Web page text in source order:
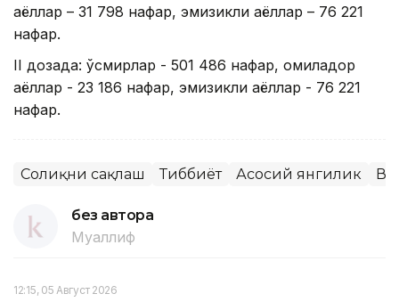
аёллар – 31 798 нафар, эмизикли аёллар – 76 221
нафар.
II дозада: ўсмирлар - 501 486 нафар, ҳомиладор
аёллар - 23 186 нафар, эмизикли аёллар - 76 221
нафар.
Соғлиқни сақлаш Тиббиёт Асосий янгилик
без автора
Муаллиф
12:15, 05 Август 2026